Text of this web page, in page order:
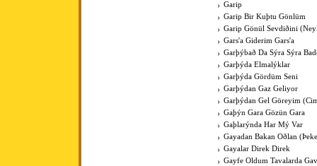
Garip
Garip Bir Kuþtu Gönlüm
Garip Gönül Sevdiðini
Gars'a Giderim Gars'a
Garþýbað Da Sýra Sýra
Garþýda Elmalýklar
Garþýda Gördüm Seni
Garþýdan Gaz Geliyor
Garþýdan Gel Göreyim
Gaþýn Gara Gözün Gara
Gaþlarýnda Har Mý Var
Gayadan Bakan Oðlan
Gayalar Direk Direk
Gayfe Oldum Tavalarda